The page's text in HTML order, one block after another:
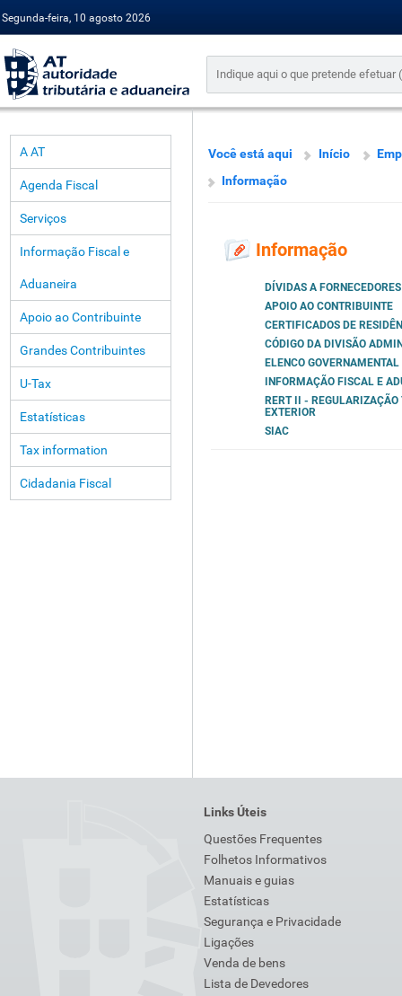
Segunda-feira, 10 agosto 2026
A AT
Agenda Fiscal
Serviços
Informação Fiscal e
Aduaneira
Apoio ao Contribuinte
Grandes Contribuintes
U-Tax
Estatísticas
Tax information
Cidadania Fiscal
Você está aqui Início
Informação
Informação
DÍVIDAS A FORNECEDORES
APOIO AO CONTRIBUINTE
CERTIFICADOS DE
CÓDIGO DA DIVISÃO
ELENCO GOVERNAMENTAL
INFORMAÇÃO FISCAL E
RERT II -
EXTERIOR
SIAC
Links Úteis
Questões Frequentes
Folhetos Informativos
Manuais e guias
Estatísticas
Segurança e Privacidade
Ligações
Venda de bens
Lista de Devedores